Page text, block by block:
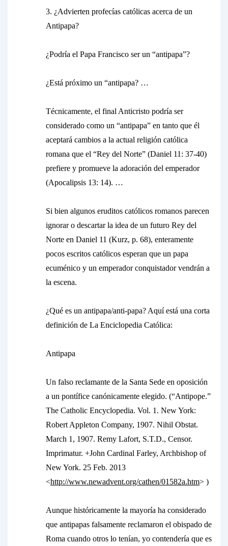
3. ¿Advierten profecías católicas acerca de un
Antipapa?
¿Podría el Papa Francisco ser un “antipapa”?
¿Está próximo un “antipapa? …
Técnicamente, el final Anticristo podría ser
considerado como un “antipapa” en tanto que él
aceptará cambios a la actual religión católica
romana que el “Rey del Norte” (Daniel 11: 37-40)
prefiere y promueve la adoración del emperador
(Apocalipsis 13: 14). …
Si bien algunos eruditos católicos romanos parecen
ignorar o descartar la idea de un futuro Rey del
Norte en Daniel 11 (Kurz, p. 68), enteramente
pocos escritos católicos esperan que un papa
ecuménico y un emperador conquistador vendrán a
la escena.
¿Qué es un antipapa/anti-papa? Aquí está una corta
definición de La Enciclopedia Católica:
Antipapa
Un falso reclamante de la Santa Sede en oposición
a un pontífice canónicamente elegido. (“Antipope.”
The Catholic Encyclopedia. Vol. 1. New York:
Robert Appleton Company, 1907. Nihil Obstat.
March 1, 1907. Remy Lafort, S.T.D., Censor.
Imprimatur. +John Cardinal Farley, Archbishop of
New York. 25 Feb. 2013
<http://www.newadvent.org/cathen/01582a.htm> )
Aunque históricamente la mayoría ha considerado
que antipapas falsamente reclamaron el obispado de
Roma cuando otros lo tenían, yo contendería que es